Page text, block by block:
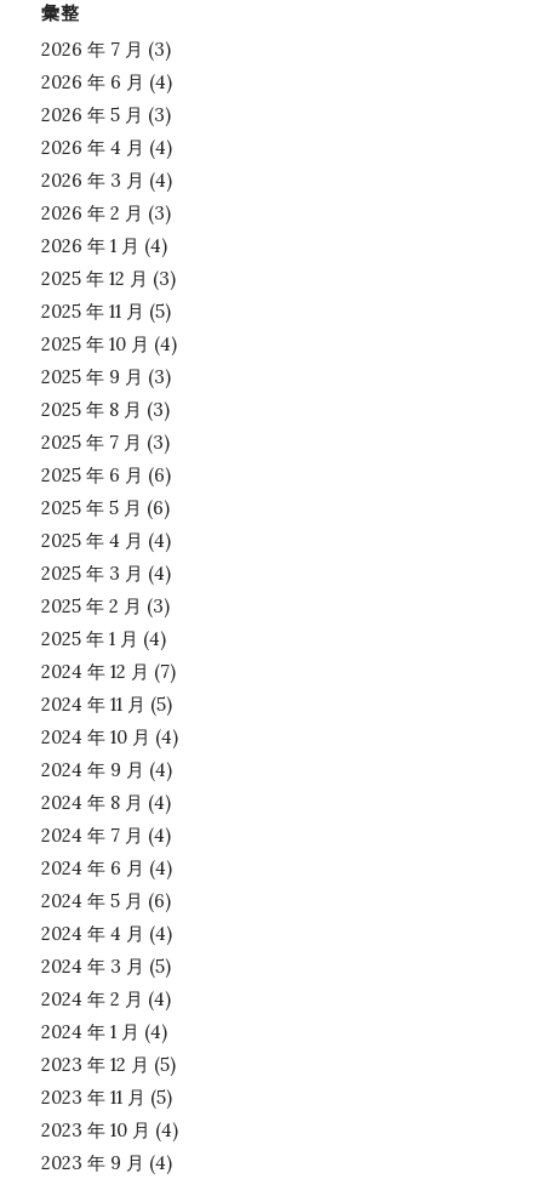
彙整
2026 年 7 月 (3)
2026 年 6 月 (4)
2026 年 5 月 (3)
2026 年 4 月 (4)
2026 年 3 月 (4)
2026 年 2 月 (3)
2026 年 1 月 (4)
2025 年 12 月 (3)
2025 年 11 月 (5)
2025 年 10 月 (4)
2025 年 9 月 (3)
2025 年 8 月 (3)
2025 年 7 月 (3)
2025 年 6 月 (6)
2025 年 5 月 (6)
2025 年 4 月 (4)
2025 年 3 月 (4)
2025 年 2 月 (3)
2025 年 1 月 (4)
2024 年 12 月 (7)
2024 年 11 月 (5)
2024 年 10 月 (4)
2024 年 9 月 (4)
2024 年 8 月 (4)
2024 年 7 月 (4)
2024 年 6 月 (4)
2024 年 5 月 (6)
2024 年 4 月 (4)
2024 年 3 月 (5)
2024 年 2 月 (4)
2024 年 1 月 (4)
2023 年 12 月 (5)
2023 年 11 月 (5)
2023 年 10 月 (4)
2023 年 9 月 (4)